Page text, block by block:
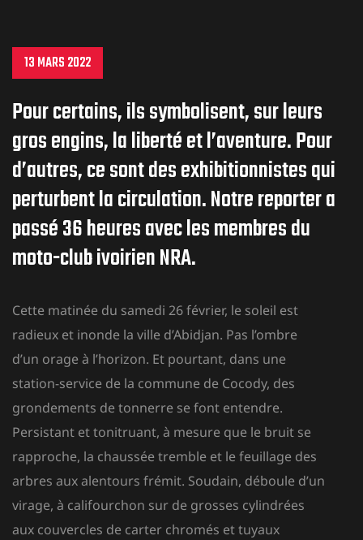
13 MARS 2022
Pour certains, ils symbolisent, sur leurs
gros engins, la liberté et l’aventure. Pour
d’autres, ce sont des exhibitionnistes qui
perturbent la circulation. Notre reporter a
passé 36 heures avec les membres du
moto-club ivoirien NRA.
Cette matinée du samedi 26 février, le soleil est
radieux et inonde la ville d’Abidjan. Pas l’ombre
d’un orage à l’horizon. Et pourtant, dans une
station-service de la commune de Cocody, des
grondements de tonnerre se font entendre.
Persistant et tonitruant, à mesure que le bruit se
rapproche, la chaussée tremble et le feuillage des
arbres aux alentours frémit. Soudain, déboule d’un
virage, à califourchon sur de grosses cylindrées
aux couvercles de carter chromés et tuyaux